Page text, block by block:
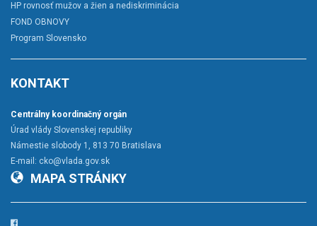
HP rovnosť mužov a žien a nediskriminácia
FOND OBNOVY
Program Slovensko
KONTAKT
Centrálny koordinačný orgán
Úrad vlády Slovenskej republiky
Námestie slobody 1, 813 70 Bratislava
E-mail: cko@vlada.gov.sk
MAPA STRÁNKY
Facebook